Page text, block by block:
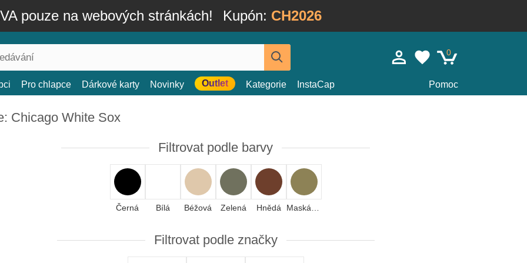
pouze na webových stránkách! Kupón: CH2026
0
Pro chlapce Dárkové karty Novinky Outlet Kategorie InstaCap Pomoc
Chicago White Sox
Filtrovat podle barvy
Černá Bílá Béžová Zelená Hnědá
Filtrovat podle značky